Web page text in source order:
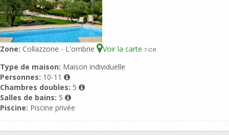
Zone: Collazzone - L'ombrie Voir la carte 7-OR
Type de maison: Maison individuelle
Personnes: 10-11
Chambres doubles: 5
Salles de bains: 5
Piscine: Piscine privée